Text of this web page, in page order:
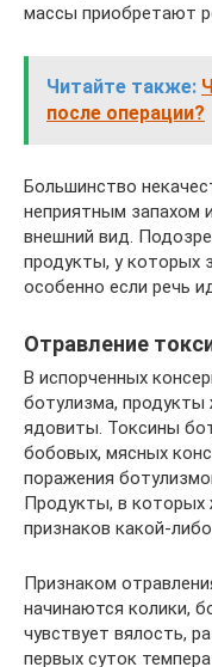
массы приобретают
Читайте также:
после операции?
Большинство
неприятным запахом
внешний вид.
продукты, у которых
особенно если речь
Отравление
В испорченных
ботулизма,
ядовиты. Токсины
бобовых, мясных
поражения
Продукты, в которых
признаков какой-
Признаком
начинаются колики,
чувствует вялость,
первых суток